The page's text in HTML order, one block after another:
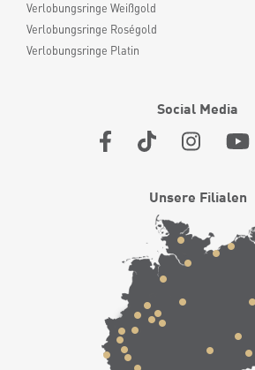
Verlobungsringe Weißgold
Verlobungsringe Roségold
Verlobungsringe Platin
Social Media
Unsere Filialen